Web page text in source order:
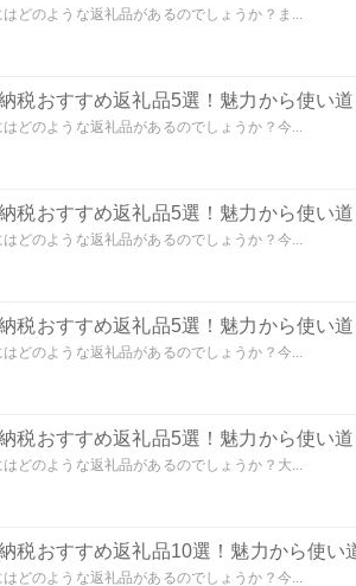
どのような返礼品があるのでしょうか？ま...
税おすすめ返礼品5選！魅力から使い道
どのような返礼品があるのでしょうか？今...
税おすすめ返礼品5選！魅力から使い道
どのような返礼品があるのでしょうか？今...
税おすすめ返礼品5選！魅力から使い道
どのような返礼品があるのでしょうか？今...
税おすすめ返礼品5選！魅力から使い道
どのような返礼品があるのでしょうか？大...
税おすすめ返礼品10選！魅力から使い
どのような返礼品があるのでしょうか？今...